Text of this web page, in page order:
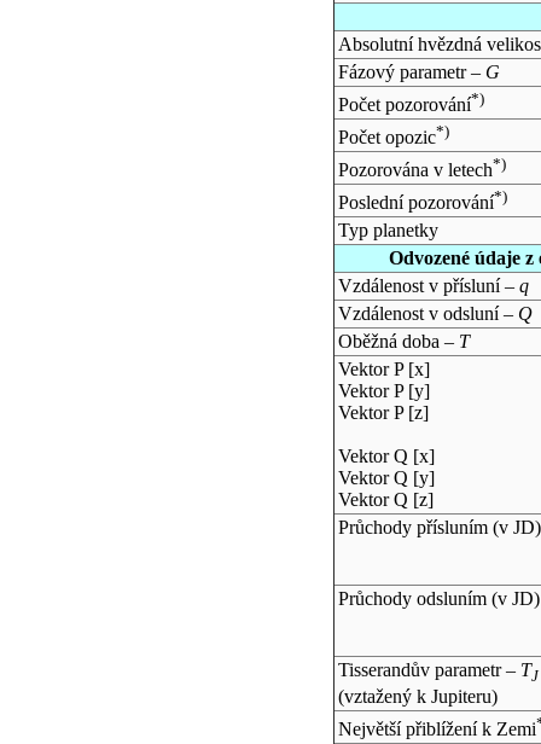
Absolutní hvězdná
Fázový parametr – G
Počet pozorování*)
Počet opozic*)
Pozorována v letech*)
Poslední pozorování*)
Typ planetky
Odvozené údaje
Vzdálenost v přísluní – q
Vzdálenost v odsluní – Q
Oběžná doba – T
Vektor P [x]
Vektor P [y]
Vektor P [z]
Vektor Q [x]
Vektor Q [y]
Vektor Q [z]
Průchody přísluním (v JD)
Průchody odsluním (v JD)
Tisserandův parametr – TJ
(vztažený k Jupiteru)
Největší přiblížení k Zemi